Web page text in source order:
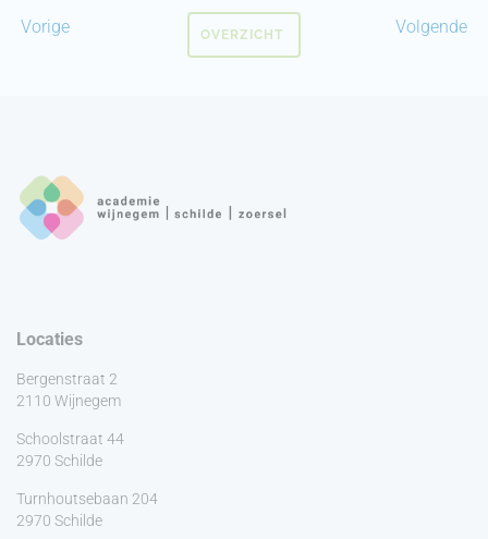
Vorige Volgende
OVERZICHT
Locaties
Bergenstraat 2
2110 Wijnegem
Schoolstraat 44
2970 Schilde
Turnhoutsebaan 204
2970 Schilde